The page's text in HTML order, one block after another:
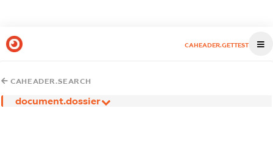
CAHEADER.GETTEST
CAHEADER.SEARCH
document.dossier